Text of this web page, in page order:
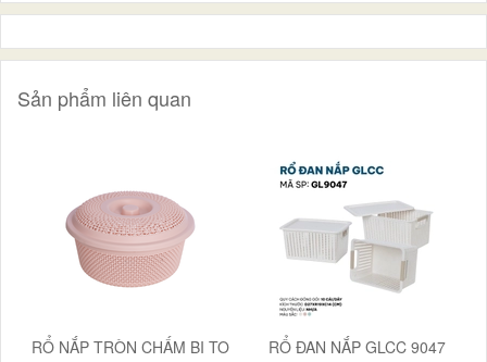
Sản phẩm liên quan
RỔ NẮP TRÒN CHẤM BI TO
RỔ ĐAN NẮP GLCC 9047